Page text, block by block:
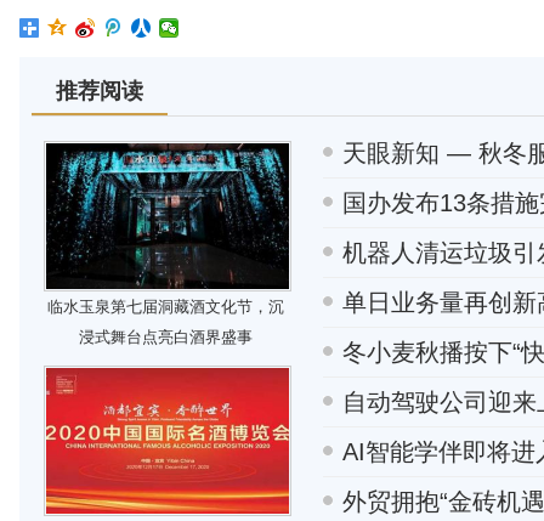
推荐阅读
临水玉泉第七届洞藏酒文化节，沉
浸式舞台点亮白酒界盛事
天眼新知 — 秋冬
国办发布13条措
机器人清运垃圾引
单日业务量再创
冬小麦秋播按下“
自动驾驶公司迎
AI智能学伴即将进
外贸拥抱“金砖机